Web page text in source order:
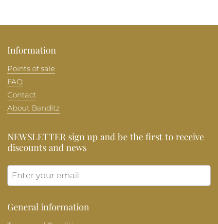
Information
Points of sale
FAQ
Contact
About Banditz
NEWSLETTER sign up and be the first to receive
discounts and news
General information